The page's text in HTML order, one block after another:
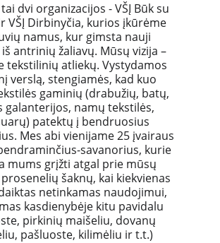
dvi organizacijos - VŠĮ Būk su
VŠĮ Dirbinyčia, kurios įkūrėme
namus, kur gimsta nauji
antrinių žaliavų. Mūsų vizija –
tekstilinių atliekų. Vystydamos
verslą, stengiamės, kad kuo
gaminių (drabužių, batų,
galanterijos, namų tekstilės,
patektų į bendruosius
Mes abi vienijame 25 įvairaus
savanorius, kurie
mums grįžti atgal prie mūsų
šaknų, kai kiekvienas
netinkamas naudojimui,
kasdienybėje kitu pavidalu
pirkinių maišeliu, dovanų
pašluoste, kilimėliu ir t.t.)